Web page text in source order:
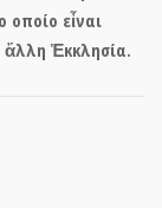
εἶναι
Ἐκκλησία.